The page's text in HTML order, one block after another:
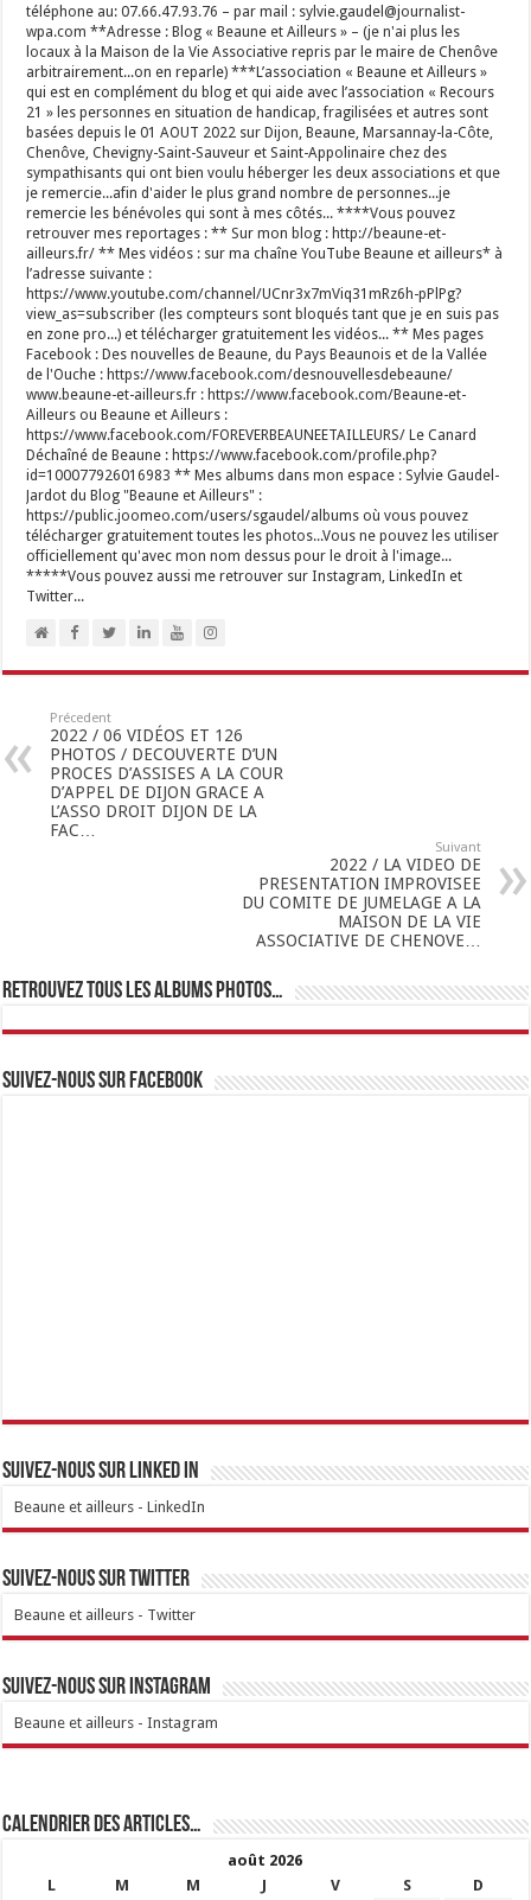
téléphone au: 07.66.47.93.76 – par mail : sylvie.gaudel@journalist-
wpa.com **Adresse : Blog « Beaune et Ailleurs » – (je n'ai plus les
locaux à la Maison de la Vie Associative repris par le maire de Chenôve
arbitrairement...on en reparle) ***L’association « Beaune et Ailleurs »
qui est en complément du blog et qui aide avec l’association « Recours
21 » les personnes en situation de handicap, fragilisées et autres sont
basées depuis le 01 AOUT 2022 sur Dijon, Beaune, Marsannay-la-Côte,
Chenôve, Chevigny-Saint-Sauveur et Saint-Appolinaire chez des
sympathisants qui ont bien voulu héberger les deux associations et que
je remercie...afin d'aider le plus grand nombre de personnes...je
remercie les bénévoles qui sont à mes côtés... ****Vous pouvez
retrouver mes reportages : ** Sur mon blog : http://beaune-et-
ailleurs.fr/ ** Mes vidéos : sur ma chaîne YouTube Beaune et ailleurs* à
l’adresse suivante :
https://www.youtube.com/channel/UCnr3x7mViq31mRz6h-pPlPg?
view_as=subscriber (les compteurs sont bloqués tant que je en suis pas
en zone pro...) et télécharger gratuitement les vidéos... ** Mes pages
Facebook : Des nouvelles de Beaune, du Pays Beaunois et de la Vallée
de l'Ouche : https://www.facebook.com/desnouvellesdebeaune/
www.beaune-et-ailleurs.fr : https://www.facebook.com/Beaune-et-
Ailleurs ou Beaune et Ailleurs :
https://www.facebook.com/FOREVERBEAUNEETAILLEURS/ Le Canard
Déchaîné de Beaune : https://www.facebook.com/profile.php?
id=100077926016983 ** Mes albums dans mon espace : Sylvie Gaudel-
Jardot du Blog "Beaune et Ailleurs" :
https://public.joomeo.com/users/sgaudel/albums où vous pouvez
télécharger gratuitement toutes les photos...Vous ne pouvez les utiliser
officiellement qu'avec mon nom dessus pour le droit à l'image...
*****Vous pouvez aussi me retrouver sur Instagram, LinkedIn et
Twitter...
Précedent
2022 / 06 VIDÉOS ET 126
PHOTOS / DECOUVERTE D’UN
PROCES D’ASSISES A LA COUR
D’APPEL DE DIJON GRACE A
L’ASSO DROIT DIJON DE LA
FAC…
Suivant
2022 / LA VIDEO DE
PRESENTATION IMPROVISEE
DU COMITE DE JUMELAGE A LA
MAISON DE LA VIE
ASSOCIATIVE DE CHENOVE…
Retrouvez tous les albums photos…
Suivez-nous sur Facebook
Suivez-nous sur linked IN
Beaune et ailleurs - LinkedIn
Suivez-nous sur Twitter
Beaune et ailleurs - Twitter
Suivez-nous sur Instagram
Beaune et ailleurs - Instagram
Calendrier des articles…
août 2026
L
M M J V S
D